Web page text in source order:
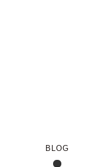
BLOG